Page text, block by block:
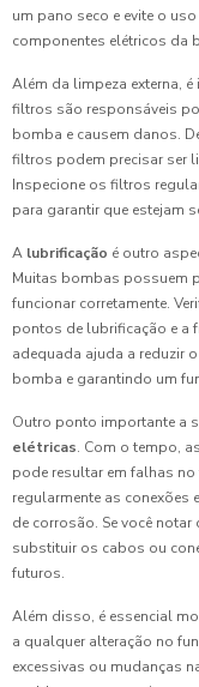
um pano seco e evite o
componentes elétricos da
Além da limpeza externa,
filtros são responsáveis
bomba e causem danos.
filtros podem precisar ser
Inspecione os filtros
para garantir que estejam
A lubrificação é outro
Muitas bombas possuem
funcionar corretamente.
pontos de lubrificação e a
adequada ajuda a reduzir
bomba e garantindo um
Outro ponto importante a
elétricas. Com o tempo,
pode resultar em falhas
regularmente as conexões
de corrosão. Se você
substituir os cabos ou
futuros.
Além disso, é essencial
a qualquer alteração no
excessivas ou mudanças